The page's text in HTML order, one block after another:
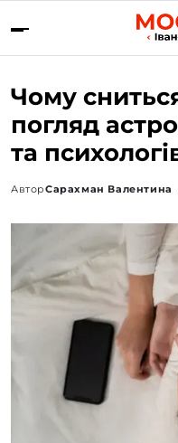
Чому
погляд
та
АвторСарахман Валентина